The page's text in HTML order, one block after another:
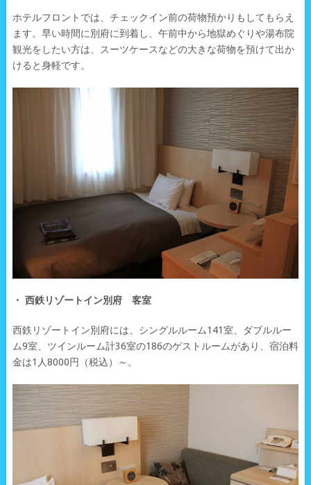
ホテルフロントでは、チェックイン前の荷物預かりもしてもらえ
ます。早い時間に別府に到着し、午前中から地獄めぐりや湯布院
観光をしたい方は、スーツケースなどの大きな荷物を預けて出か
けると身軽です。
・ 西鉄リゾートイン別府 客室
西鉄リゾートイン別府には、シングルルーム141室、ダブルルー
ム9室、ツインルーム計36室の186のゲストルームがあり、宿泊料
金は1人8000円（税込）～。